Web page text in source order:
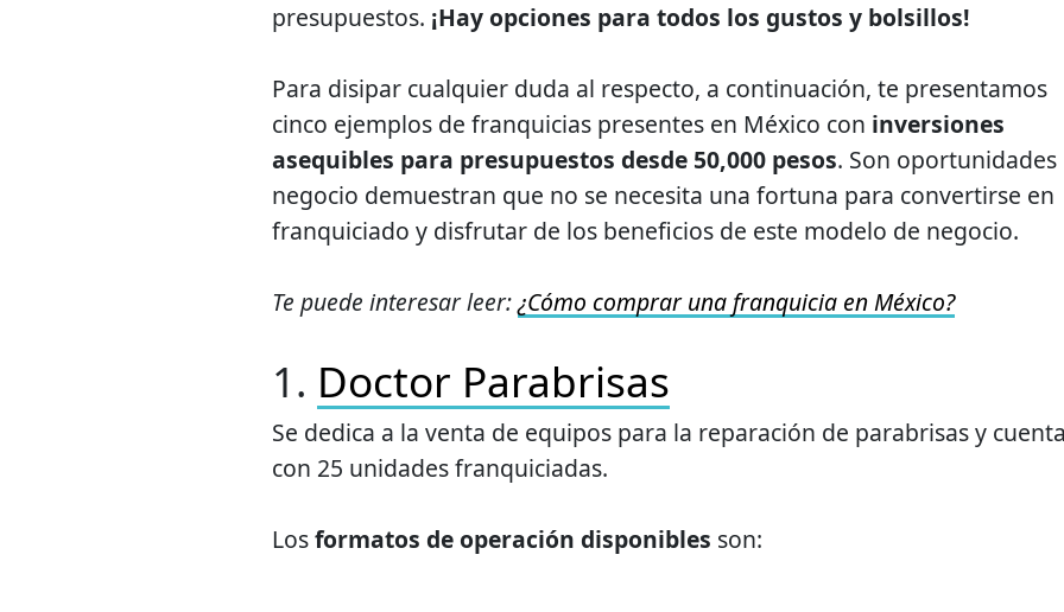
presupuestos. ¡Hay opciones para todos los gustos y bolsillos!
Para disipar cualquier duda al respecto, a continuación, te presentamos
cinco ejemplos de franquicias presentes en México con inversiones
asequibles para presupuestos desde 50,000 pesos. Son oportunidades
negocio demuestran que no se necesita una fortuna para convertirse en
franquiciado y disfrutar de los beneficios de este modelo de negocio.
Te puede interesar leer:¿Cómo comprar una franquicia en México?
1. Doctor Parabrisas
Se dedica a la venta de equipos para la reparación de parabrisas y
con 25 unidades franquiciadas.
Losformatos de operación disponibles son: